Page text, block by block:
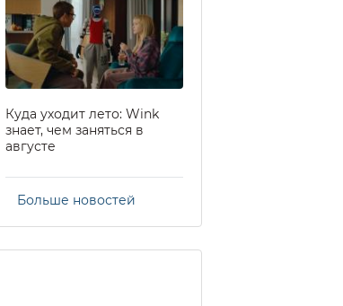
Куда уходит лето: Wink
знает, чем заняться в
августе
Больше новостей